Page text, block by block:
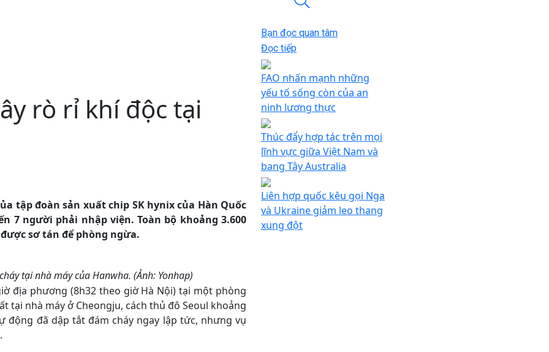
rò rỉ khí độc tại
tập đoàn sản xuất chip SK hynix của Hàn Quốc
7 người phải nhập viện. Toàn bộ khoảng 3.600
sơ tán để phòng ngừa.
tại nhà máy của Hanwha. (Ảnh: Yonhap)
địa phương (8h32 theo giờ Hà Nội) tại một phòng
tại nhà máy ở Cheongju, cách thủ đô Seoul khoảng
động đã dập tắt đám cháy ngay lập tức, nhưng vụ
Bạn đọc quan tâm
Đọc tiếp
FAO nhấn mạnh những
yếu tố sống còn của an
ninh lương thực
Thúc đẩy hợp tác trên mọi
lĩnh vực giữa Việt Nam và
bang Tây Australia
Liên hợp quốc kêu gọi Nga
và Ukraine giảm leo thang
xung đột